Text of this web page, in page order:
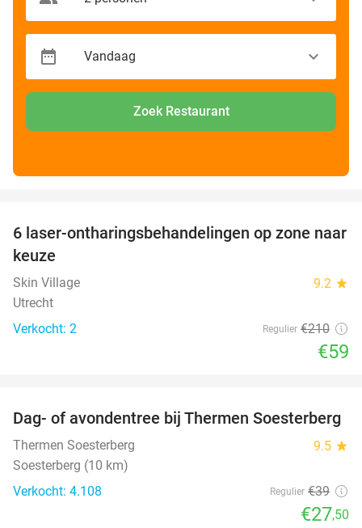
Zoek Restaurant
72%
6 laser-ontharingsbehandelingen op zone naar
keuze
Skin Village 9.2 star
Utrecht
Verkocht: 2
Regulier €210
€59
29%
Dag- of avondentree bij Thermen Soesterberg
Thermen Soesterberg 9.5 star
Soesterberg (10 km)
Verkocht: 4.108
Regulier €39
€27,50